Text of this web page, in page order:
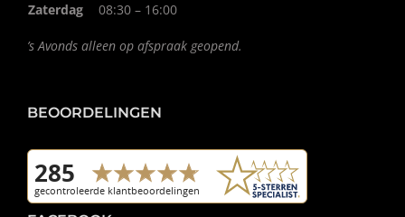
Zaterdag
08:30 – 16:00
’s Avonds alleen op afspraak geopend.
BEOORDELINGEN